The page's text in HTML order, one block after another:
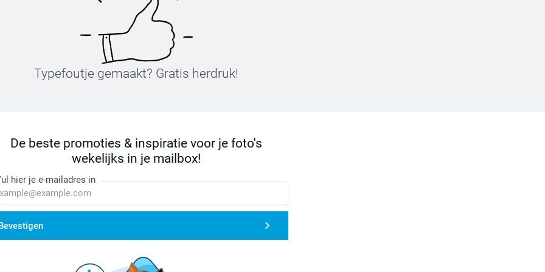
Typefoutje gemaakt? Gratis herdruk!
De beste promoties & inspiratie voor je foto's
wekelijks in je mailbox!
hier je e-mailadres in